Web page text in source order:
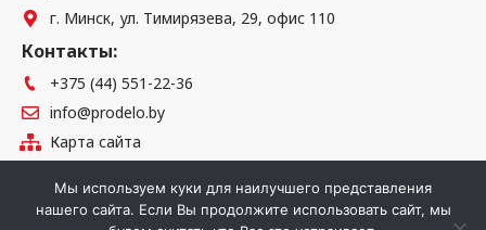
г. Минск, ул. Тимирязева, 29, офис 110
Контакты:
+375 (44) 551-22-36
info@prodelo.by
Карта сайта
Мы используем куки для наилучшего представления
нашего сайта. Если Вы продолжите использовать сайт, мы